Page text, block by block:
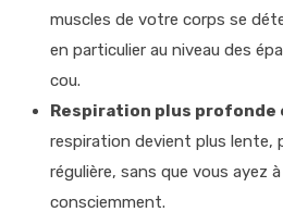
muscles de votre corps se
en particulier au niveau des
cou.
Respiration plus profonde
respiration devient plus lente,
régulière, sans que vous ayez
consciemment.